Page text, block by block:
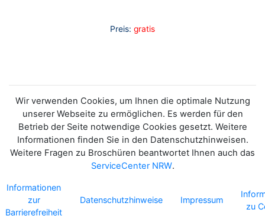
Preis: gratis
Wir verwenden Cookies, um Ihnen die optimale Nutzung
unserer Webseite zu ermöglichen. Es werden für den
Betrieb der Seite notwendige Cookies gesetzt. Weitere
Informationen finden Sie in den Datenschutzhinweisen.
Weitere Fragen zu Broschüren beantwortet Ihnen auch das
ServiceCenter NRW.
Informationen
zur
Barrierefreiheit
Datenschutzhinweise Impressum
zu